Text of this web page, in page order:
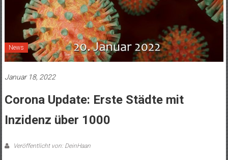
News
Januar 18, 2022
Corona Update: Erste Städte mit
Inzidenz über 1000
Veröffentlicht von: DeinHaan